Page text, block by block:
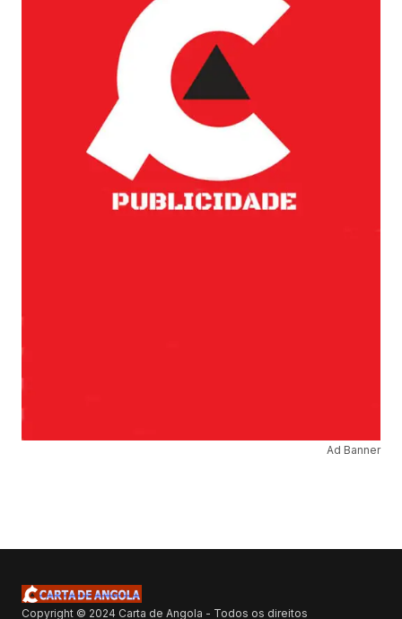
Ad Banner
Copyright © 2024 Carta de Angola - Todos os direitos